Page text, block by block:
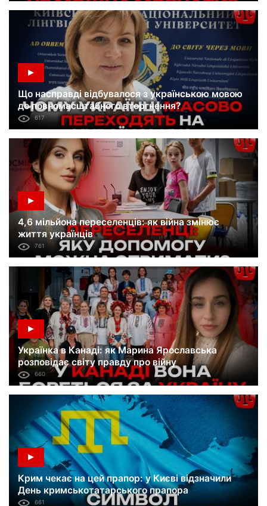
Що насправді відбувалося з українською мовою
до повномасштабного вторгнення?
617
4,6 мільйона переселенців: як війна змінює
життя українців
761
Українка в Канаді: як Марина Ярославська
розповідає світу правду про війну
660
Крим чекає на цей прапор: у Києві відзначили
День кримськотатарського прапора
661